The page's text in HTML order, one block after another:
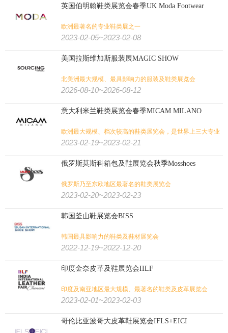
英国伯明翰鞋类展览会春季UK Moda Footwear
欧洲最著名的专业鞋类展之一
2023-02-05~2023-02-08
美国拉斯维加斯服装展MAGIC SHOW
北美洲最大规模、最具影响力的服装及鞋类展览会
2026-08-10~2026-08-12
意大利米兰鞋类展览会春季MICAM MILANO
欧洲最大规模、档次较高的鞋类展览会，是世界上三大专业
鞋展之一
2023-02-19~2023-02-21
俄罗斯莫斯科箱包及鞋展览会秋季Mosshoes
俄罗斯乃至东欧地区最著名的鞋类展览会
2023-02-20~2023-02-23
韩国釜山鞋展览会BISS
韩国最具影响力的鞋类及鞋材展览会
2022-12-19~2022-12-20
印度金奈皮革及鞋展览会IILF
印度及南亚地区最大规模、最著名的鞋类及皮革展览会
2023-02-01~2023-02-03
哥伦比亚波哥大皮革鞋展览会IFLS+EICI